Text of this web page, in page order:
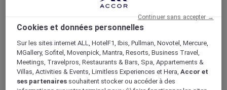
ALL Accor+ Voyager
15% de réduction toute l'année
sur vos séjours dans
Cookies et données personnelles
Sur les sites internet ALL, HotelF1, Ibis, Pullman, Novotel, Mercure,
MGallery, Sofitel, Movenpick, Mantra, Resorts, Business Travel,
Meetings, Travelpros, Restaurants & Bars, Spa, Appartements &
Villas, Activities & Events, Limitless Experiences et Hera,Accor et
ses partenaires souhaitent stocker ou accéder à des
Continuer sans accepter →